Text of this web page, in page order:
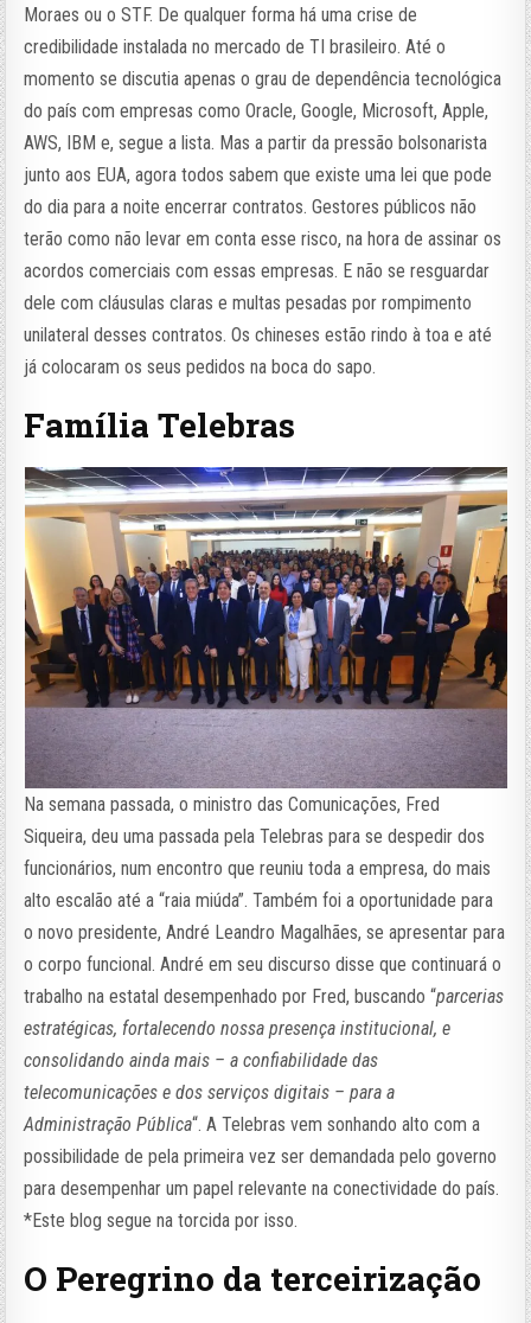
Moraes ou o STF. De qualquer forma há uma crise de
credibilidade instalada no mercado de TI brasileiro. Até o
momento se discutia apenas o grau de dependência tecnológica
do país com empresas como Oracle, Google, Microsoft, Apple,
AWS, IBM e, segue a lista. Mas a partir da pressão bolsonarista
junto aos EUA, agora todos sabem que existe uma lei que pode
do dia para a noite encerrar contratos. Gestores públicos não
terão como não levar em conta esse risco, na hora de assinar os
acordos comerciais com essas empresas. E não se resguardar
dele com cláusulas claras e multas pesadas por rompimento
unilateral desses contratos. Os chineses estão rindo à toa e até
já colocaram os seus pedidos na boca do sapo.
Família Telebras
Na semana passada, o ministro das Comunicações, Fred
Siqueira, deu uma passada pela Telebras para se despedir dos
funcionários, num encontro que reuniu toda a empresa, do mais
alto escalão até a “raia miúda”. Também foi a oportunidade para
o novo presidente, André Leandro Magalhães, se apresentar para
o corpo funcional. André em seu discurso disse que continuará o
trabalho na estatal desempenhado por Fred, buscando “parcerias
estratégicas, fortalecendo nossa presença institucional, e
consolidando ainda mais – a confiabilidade das
telecomunicações e dos serviços digitais – para a
Administração Pública“. A Telebras vem sonhando alto com a
possibilidade de pela primeira vez ser demandada pelo governo
para desempenhar um papel relevante na conectividade do país.
*Este blog segue na torcida por isso.
O Peregrino da terceirização